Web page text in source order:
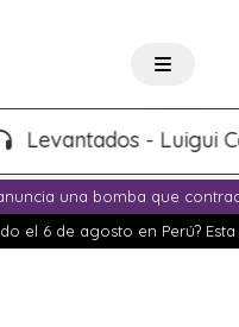
- Luigui
una bomba que
el 6 de agosto en Perú?